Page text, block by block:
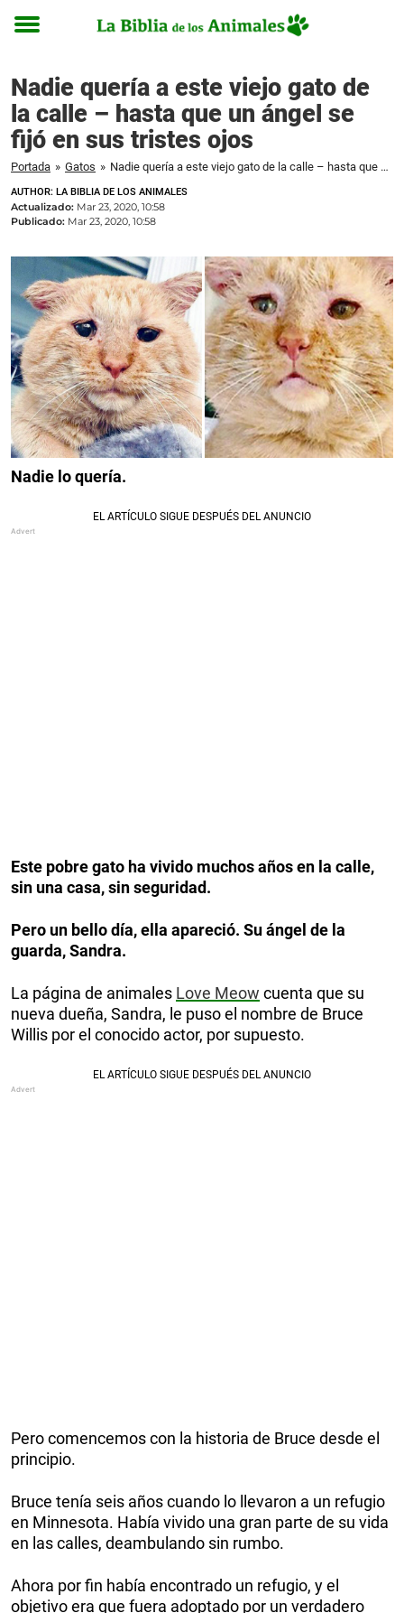
Toggle
Nadie quería a este viejo gato de
la calle – hasta que un ángel se
fijó en sus tristes ojos
Portada » Gatos » Nadie quería a este viejo gato de la calle – hasta que un ángel se fijó en sus tristes ojos
AUTHOR: LA BIBLIA DE LOS ANIMALES
Actualizado: Mar 23, 2020, 10:58
Publicado: Mar 23, 2020, 10:58
Nadie lo quería.
Este pobre gato ha vivido muchos años en la calle,
sin una casa, sin seguridad.
Pero un bello día, ella apareció. Su ángel de la
guarda, Sandra.
La página de animales Love Meow cuenta que su
nueva dueña, Sandra, le puso el nombre de Bruce
Willis por el conocido actor, por supuesto.
Pero comencemos con la historia de Bruce desde el
principio.
Bruce tenía seis años cuando lo llevaron a un refugio
en Minnesota. Había vivido una gran parte de su vida
en las calles, deambulando sin rumbo.
Ahora por fin había encontrado un refugio, y el
objetivo era que fuera adoptado por un verdadero